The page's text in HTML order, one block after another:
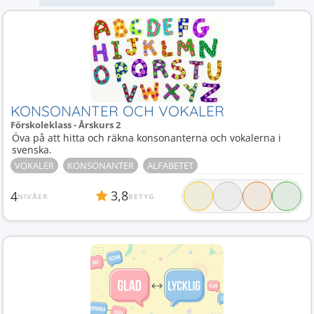
KONSONANTER OCH VOKALER
Förskoleklass - Årskurs 2
Öva på att hitta och räkna konsonanterna och vokalerna i
svenska.
VOKALER KONSONANTER ALFABETET
4NIVÅER 3,8BETYG